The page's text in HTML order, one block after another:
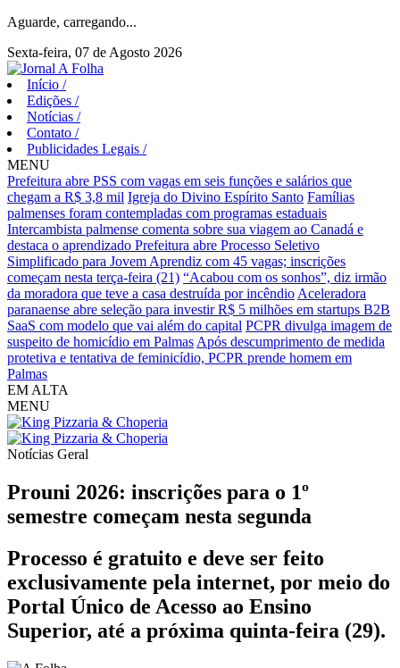
Aguarde, carregando...
Sexta-feira, 07 de Agosto 2026
Início /
Edições /
Notícias /
Contato /
Publicidades Legais /
MENU
Prefeitura abre PSS com vagas em seis funções e salários que
chegam a R$ 3,8 mil Igreja do Divino Espírito Santo Famílias
palmenses foram contempladas com programas estaduais
Intercambista palmense comenta sobre sua viagem ao Canadá e
destaca o aprendizado Prefeitura abre Processo Seletivo
Simplificado para Jovem Aprendiz com 45 vagas; inscrições
começam nesta terça-feira (21) “Acabou com os sonhos”, diz irmão
da moradora que teve a casa destruída por incêndio Aceleradora
paranaense abre seleção para investir R$ 5 milhões em startups B2B
SaaS com modelo que vai além do capital PCPR divulga imagem de
suspeito de homicídio em Palmas Após descumprimento de medida
protetiva e tentativa de feminicídio, PCPR prende homem em
Palmas
EM ALTA
MENU
Notícias Geral
Prouni 2026: inscrições para o 1º
semestre começam nesta segunda
Processo é gratuito e deve ser feito
exclusivamente pela internet, por meio do
Portal Único de Acesso ao Ensino
Superior, até a próxima quinta-feira (29).